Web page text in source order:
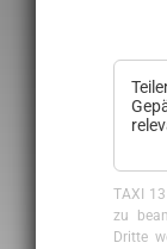
TAXI
zu
Dritte